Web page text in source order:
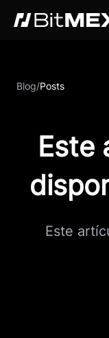
Blog/Posts
Este
Este